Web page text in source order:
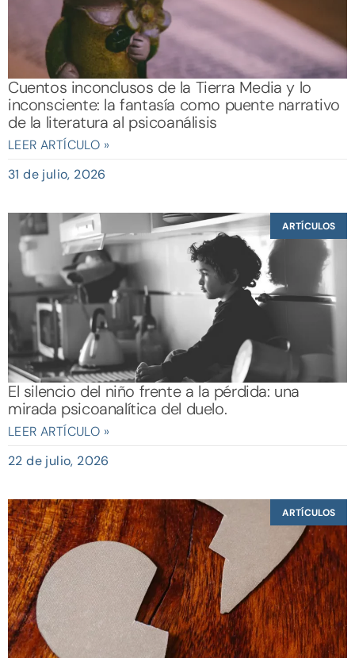
Cuentos inconclusos de la Tierra Media y lo
inconsciente: la fantasía como puente narrativo
de la literatura al psicoanálisis
LEER ARTÍCULO »
31 de julio, 2026
ARTÍCULOS
El silencio del niño frente a la pérdida: una
mirada psicoanalítica del duelo.
LEER ARTÍCULO »
22 de julio, 2026
ARTÍCULOS